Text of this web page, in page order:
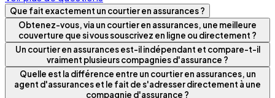
Que fait exactement un courtier en assurances ?
Obtenez-vous, via un courtier en assurances, une meilleure
couverture que si vous souscrivez en ligne ou directement ?
Un courtier en assurances est-il indépendant et compare-t-il
vraiment plusieurs compagnies d'assurance ?
Quelle est la différence entre un courtier en assurances, un
agent d'assurances et le fait de s'adresser directement à une
compagnie d'assurance ?